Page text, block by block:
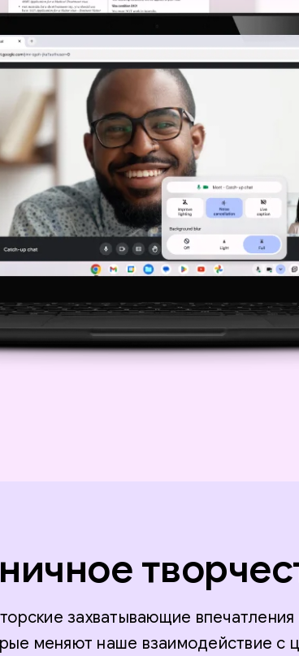
захватывающие
меняют наше взаимодействие с